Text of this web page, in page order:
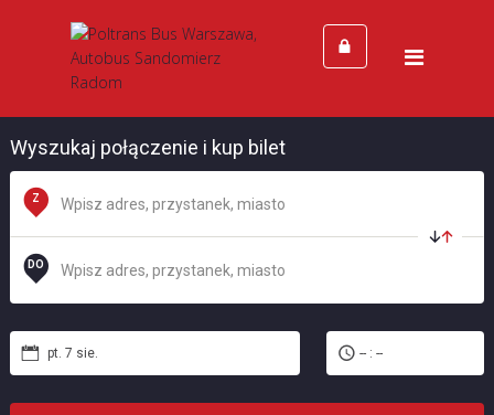
Strona Główna
Wyszukaj połączenie i kup bilet
Z
DO
pt. 7 sie. -- : --